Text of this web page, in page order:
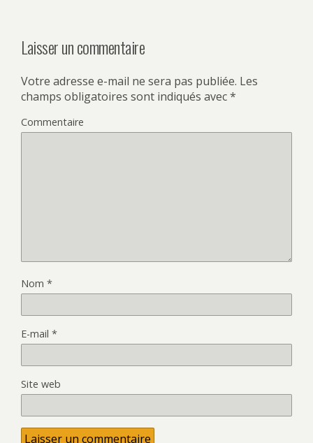
Laisser un commentaire
Votre adresse e-mail ne sera pas publiée. Les
champs obligatoires sont indiqués avec*
Commentaire
Nom *
E-mail *
Site web